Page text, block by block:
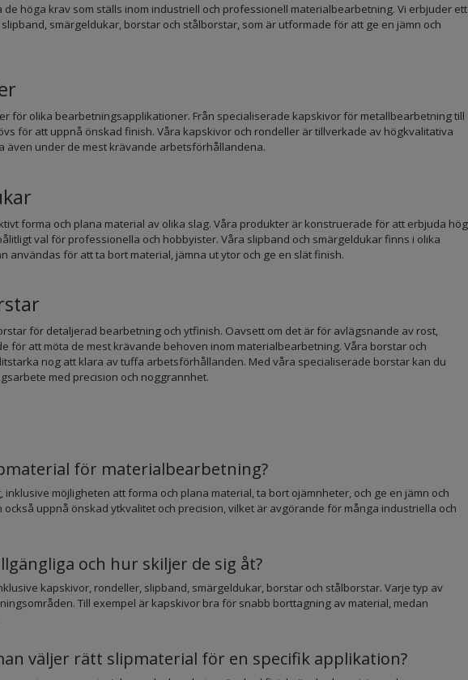
höga krav som ställs inom industriell och professionell materialbearbetning. Vi erbjuder ett
smärgeldukar, borstar och stålborstar, som är utformade för att ge en jämn och
för olika bearbetningsapplikationer. Från specialiserade kapskivor för metallbearbetning till
för att uppnå önskad finish. Våra kapskivor och rondeller är tillverkade av högkvalitativa
även under de mest krävande arbetsförhållandena.
forma och plana material av olika slag. Våra produkter är konstruerade för att erbjuda hög
val för professionella och hobbyister. Våra slipband och smärgeldukar finns i olika
för att ta bort material, jämna ut ytor och ge en slät finish.
för detaljerad bearbetning och ytfinish. Oavsett om det är för avlägsnande av rost,
för att möta de mest krävande behoven inom materialbearbetning. Våra borstar och
nog att klara av tuffa arbetsförhållanden. Med våra specialiserade borstar kan du
med precision och noggrannhet.
för materialbearbetning?
möjligheten att forma och plana material, ta bort ojämnheter, och ge en jämn och
uppnå önskad ytkvalitet och precision, vilket är avgörande för många industriella och
och hur skiljer de sig åt?
kapskivor, rondeller, slipband, smärgeldukar, borstar och stålborstar. Varje typ av
Till exempel är kapskivor bra för snabb borttagning av material, medan
väljer rätt slipmaterial för en specifik applikation?